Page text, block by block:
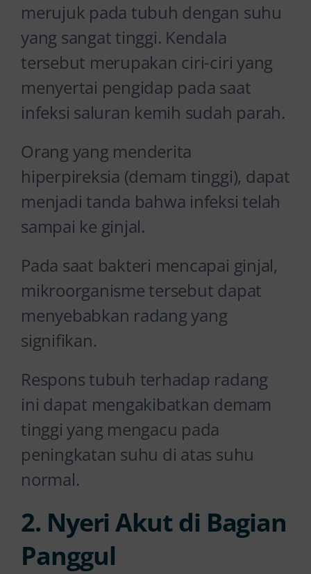
merujuk pada tubuh dengan suhu
yang sangat tinggi. Kendala
tersebut merupakan ciri-ciri yang
menyertai pengidap pada saat
infeksi saluran kemih sudah parah.
Orang yang menderita
hiperpireksia (demam tinggi), dapat
menjadi tanda bahwa infeksi telah
sampai ke ginjal.
Pada saat bakteri mencapai ginjal,
mikroorganisme tersebut dapat
menyebabkan radang yang
signifikan.
Respons tubuh terhadap radang
ini dapat mengakibatkan demam
tinggi yang mengacu pada
peningkatan suhu di atas suhu
normal.
2. Nyeri Akut di Bagian
Panggul